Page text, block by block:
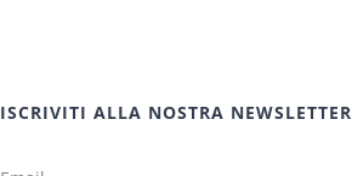
ISCRIVITI ALLA NOSTRA NEWSLETTER